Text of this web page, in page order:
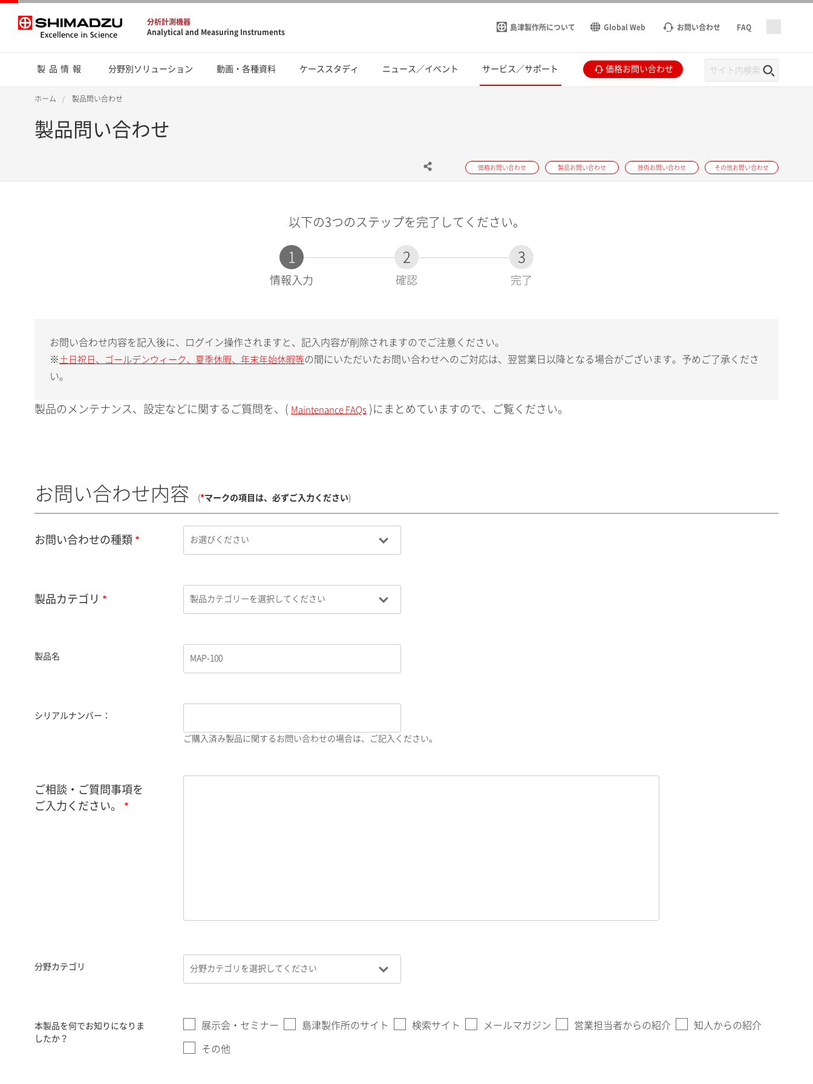
分析計測機器
Analytical and Measuring Instruments
島津製作所について Global Web お問い合わせ FAQ
製品情報 分野別ソリューション 動画・各種資料 ケーススタディ ニュース／イベント サービス／サポート 価格お問い合わせ
ホーム 製品問い合わせ
製品問い合わせ
価格お問い合わせ 製品お問い合わせ 技術お問い合わせ その他お問い合わせ
以下の3つのステップを完了してください。
1
現
情報入力
2
確認
3
完了
お問い合わせ内容を記入後に、ログイン操作されますと、記入内容が削除されますのでご注意ください。
※ 土日祝日、ゴールデンウィーク、夏季休暇、年末年始休暇等の間にいただいたお問い合わせへのご対応は、翌営業日以降となる場合がございます。予めご了承くださ
い。
製品のメンテナンス、設定などに関するご質問を、( Maintenance FAQs )にまとめていますので、ご覧ください。
お問い合わせ内容 (*マークの項目は、必ずご入力ください)
お問い合わせの種類
製品カテゴリ
製品名
シリアルナンバー：
ご購入済み製品に関するお問い合わせの場合は、ご記入ください。
ご相談・ご質問事項を
ご入力ください。
分野カテゴリ
本製品を何でお知りになりま
したか？
展示会・セミナー 島津製作所のサイト 検索サイト メールマガジン 営業担当者からの紹介 知人からの紹介
その他